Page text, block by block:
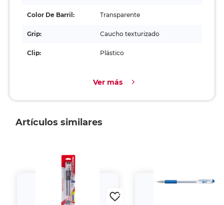
Color De Barril: Transparente
Grip: Caucho texturizado
Clip: Plástico
Ver más
Artículos similares